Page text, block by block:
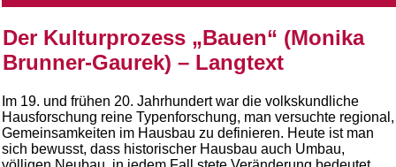
Der Kulturprozess „Bauen“ (Monika
Brunner-Gaurek) – Langtext
Im 19. und frühen 20. Jahrhundert war die volkskundliche
Hausforschung reine Typenforschung, man versuchte regional,
Gemeinsamkeiten im Hausbau zu definieren. Heute ist man
sich bewusst, dass historischer Hausbau auch Umbau,